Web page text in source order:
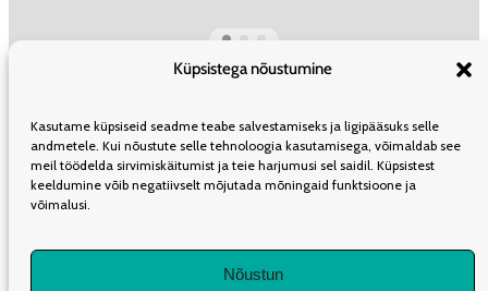
Küpsistega nõustumine
Kasutame küpsiseid seadme teabe salvestamiseks ja ligipääsuks selle
andmetele. Kui nõustute selle tehnoloogia kasutamisega, võimaldab see
meil töödelda sirvimiskäitumist ja teie harjumusi sel saidil. Küpsistest
keeldumine võib negatiivselt mõjutada mõningaid funktsioone ja
võimalusi.
Nõustun
ÜLDINFOTOIMETUSKAASAUTORLUSESTREKLAAMLEVI
TELLIMINEKASUTUSTINGIMUSED
LIITU UUDISKIRJAGA